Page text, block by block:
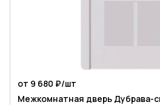
от 9 680 ₽/шт
Межкомнатная дверь Дубрава-